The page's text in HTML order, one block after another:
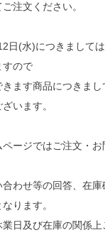
注文ください。
日(水)につきまして
すので
ます商品につきま
います。
ージではご注文・
わせ等の回答、在
ります。
業日及び在庫の関係